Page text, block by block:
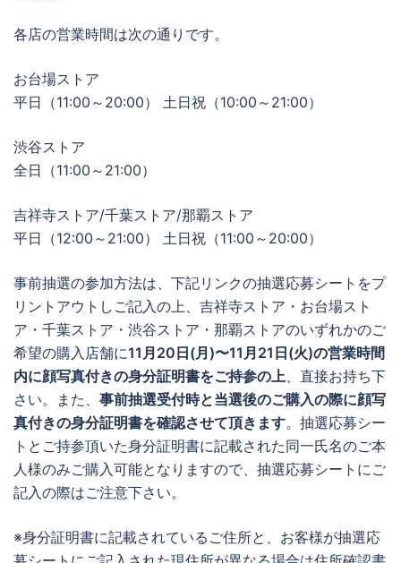
各店の営業時間は次の通りです。
お台場ストア
平日（11:00～20:00） 土日祝（10:00～21:00）
渋谷ストア
全日（11:00～21:00）
吉祥寺ストア/千葉ストア/那覇ストア
平日（12:00～21:00） 土日祝（11:00～20:00）
事前抽選の参加方法は、下記リンクの抽選応募シートをプ
リントアウトしご記入の上、吉祥寺ストア・お台場スト
ア・千葉ストア・渋谷ストア・那覇ストアのいずれかのご
希望の購入店舗に11月20日(月)〜11月21日(火)の営業時間
内に顔写真付きの身分証明書をご持参の上、直接お持ち下
さい。また、 事前抽選受付時と当選後のご購入の際に顔写
真付きの身分証明書を確認させて頂きます。抽選応募シー
トとご持参頂いた身分証明書に記載された同一氏名のご本
人様のみご購入可能となりますので、抽選応募シートにご
記入の際はご注意下さい。
※身分証明書に記載されているご住所と、お客様が抽選応